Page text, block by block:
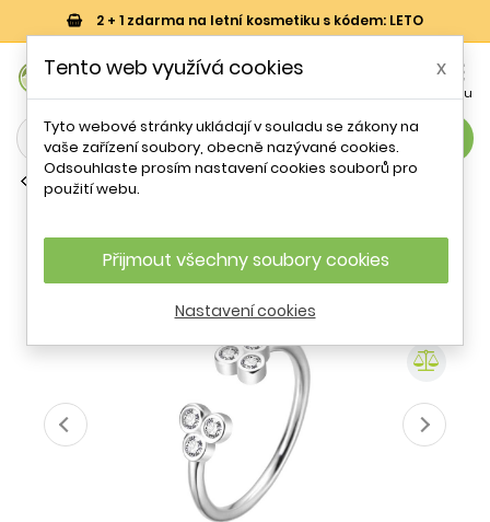
2 + 1 zdarma na letní kosmetiku s kódem: LETO

Menu
search
Otevřené prsteny
AGT-R68W Agato / Obvod: 52 mm - 52
Tento web využívá cookies x
Tyto webové stránky ukládají v souladu se zákony na
vaše zařízení soubory, obecně nazývané cookies.
Odsouhlaste prosím nastavení cookies souborů pro
použití webu.
Přijmout všechny soubory cookies
Nastavení cookies